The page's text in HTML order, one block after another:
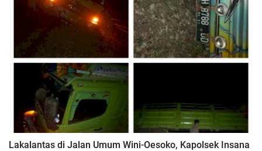
Lakalantas di Jalan Umum Wini-Oesoko, Kapolsek Insana